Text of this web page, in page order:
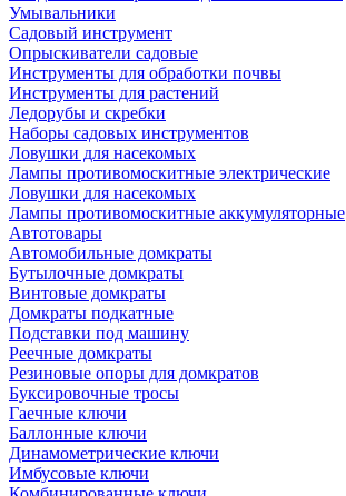
Умывальники
Садовый инструмент
Опрыскиватели садовые
Инструменты для обработки почвы
Инструменты для растений
Ледорубы и скребки
Наборы садовых инструментов
Ловушки для насекомых
Лампы противомоскитные электрические
Ловушки для насекомых
Лампы противомоскитные аккумуляторные
Автотовары
Автомобильные домкраты
Бутылочные домкраты
Винтовые домкраты
Домкраты подкатные
Подставки под машину
Реечные домкраты
Резиновые опоры для домкратов
Буксировочные тросы
Гаечные ключи
Баллонные ключи
Динамометрические ключи
Имбусовые ключи